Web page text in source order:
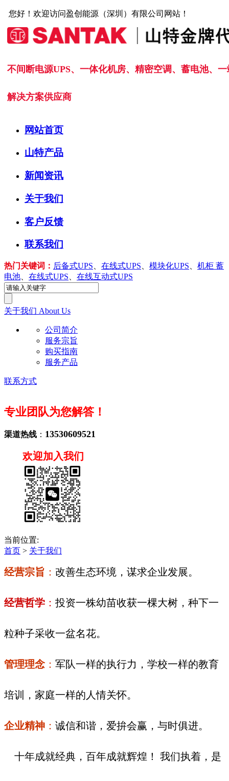
您好！欢迎访问盈创能源（深圳）有限公司网站！
不间断电源UPS、一体化机房、精密空调、蓄电池、
解决方案供应商
网站首页
山特产品
新闻资讯
关于我们
客户反馈
联系我们
热门关键词： 后备式UPS 在线式UPS 模块化UPS
机柜 蓄
电池
在线式UPS 在线互动式UPS
关于我们 About Us
公司简介
服务宗旨
购买指南
服务产品
联系方式
专业团队为您解答！
渠道热线 ： 13530609521
欢迎加入我们
当前位置:
首页 > 关于我们
经营宗旨 ： 改善生态环境，谋求企业发展。
经营哲学 ： 投资一株幼苗收获一棵大树，种下一
粒种子采收一盆名花。
管理理念： 军队一样的执行力，学校一样的教育
培训，家庭一样的人情关怀。
企业精神 ： 诚信和谐，爱拚会赢，与时俱进。
十年成就经典，百年成就辉煌！ 我们执着，是